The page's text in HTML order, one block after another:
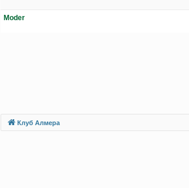
Moder
Клуб Алмера